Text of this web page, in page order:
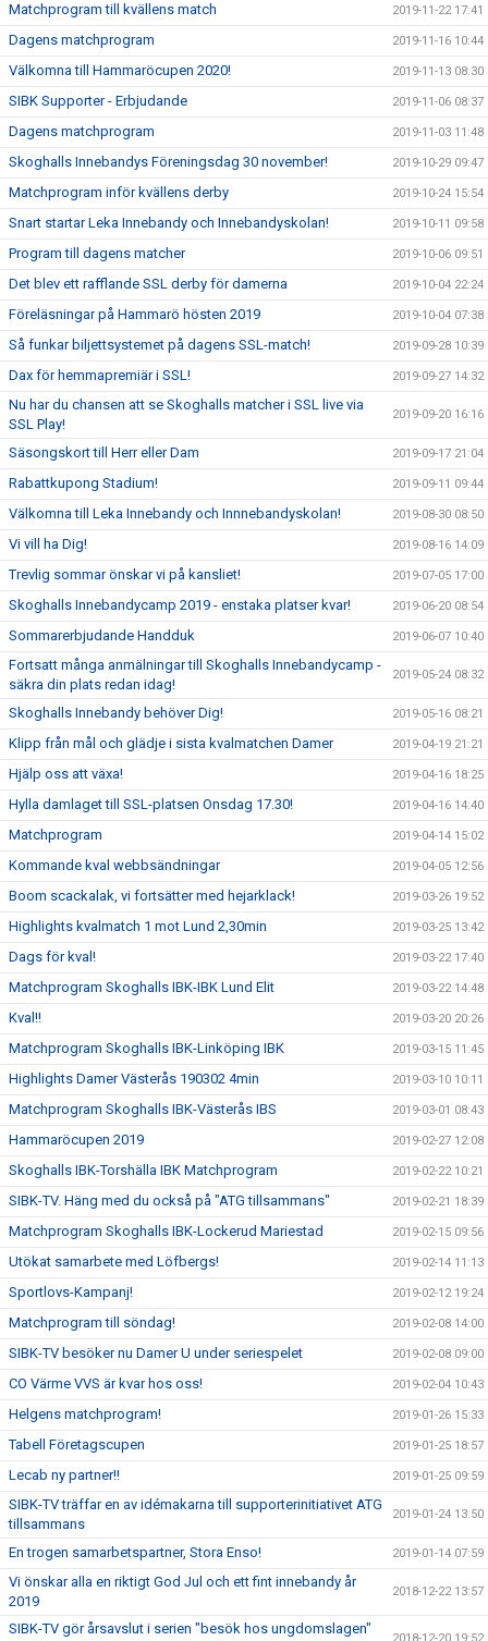
Matchprogram till kvällens match 2019-11-22 17:41
Dagens matchprogram 2019-11-16 10:44
Välkomna till Hammaröcupen 2020! 2019-11-13 08:30
SIBK Supporter - Erbjudande 2019-11-06 08:37
Dagens matchprogram 2019-11-03 11:48
Skoghalls Innebandys Föreningsdag 30 november! 2019-10-29 09:47
Matchprogram inför kvällens derby 2019-10-24 15:54
Snart startar Leka Innebandy och Innebandyskolan! 2019-10-11 09:58
Program till dagens matcher 2019-10-06 09:51
Det blev ett rafflande SSL derby för damerna 2019-10-04 22:24
Föreläsningar på Hammarö hösten 2019 2019-10-04 07:38
Så funkar biljettsystemet på dagens SSL-match! 2019-09-28 10:39
Dax för hemmapremiär i SSL! 2019-09-27 14:32
Nu har du chansen att se Skoghalls matcher i SSL live via
SSL Play!
2019-09-20 16:16
Säsongskort till Herr eller Dam 2019-09-17 21:04
Rabattkupong Stadium! 2019-09-11 09:44
Välkomna till Leka Innebandy och Innnebandyskolan! 2019-08-30 08:50
Vi vill ha Dig! 2019-08-16 14:09
Trevlig sommar önskar vi på kansliet! 2019-07-05 17:00
Skoghalls Innebandycamp 2019 - enstaka platser kvar! 2019-06-20 08:54
Sommarerbjudande Handduk 2019-06-07 10:40
Fortsatt många anmälningar till Skoghalls Innebandycamp -
säkra din plats redan idag!
2019-05-24 08:32
Skoghalls Innebandy behöver Dig! 2019-05-16 08:21
Klipp från mål och glädje i sista kvalmatchen Damer 2019-04-19 21:21
Hjälp oss att växa! 2019-04-16 18:25
Hylla damlaget till SSL-platsen Onsdag 17.30! 2019-04-16 14:40
Matchprogram 2019-04-14 15:02
Kommande kval webbsändningar 2019-04-05 12:56
Boom scackalak, vi fortsätter med hejarklack! 2019-03-26 19:52
Highlights kvalmatch 1 mot Lund 2,30min 2019-03-25 13:42
Dags för kval! 2019-03-22 17:40
Matchprogram Skoghalls IBK-IBK Lund Elit 2019-03-22 14:48
Kval!! 2019-03-20 20:26
Matchprogram Skoghalls IBK-Linköping IBK 2019-03-15 11:45
Highlights Damer Västerås 190302 4min 2019-03-10 10:11
Matchprogram Skoghalls IBK-Västerås IBS 2019-03-01 08:43
Hammaröcupen 2019 2019-02-27 12:08
Skoghalls IBK-Torshälla IBK Matchprogram 2019-02-22 10:21
SIBK-TV. Häng med du också på "ATG tillsammans" 2019-02-21 18:39
Matchprogram Skoghalls IBK-Lockerud Mariestad 2019-02-15 09:56
Utökat samarbete med Löfbergs! 2019-02-14 11:13
Sportlovs-Kampanj! 2019-02-12 19:24
Matchprogram till söndag! 2019-02-08 14:00
SIBK-TV besöker nu Damer U under seriespelet 2019-02-08 09:00
CO Värme VVS är kvar hos oss! 2019-02-04 10:43
Helgens matchprogram! 2019-01-26 15:33
Tabell Företagscupen 2019-01-25 18:57
Lecab ny partner!! 2019-01-25 09:59
SIBK-TV träffar en av idémakarna till supporterinitiativet ATG
tillsammans
2019-01-24 13:50
En trogen samarbetspartner, Stora Enso! 2019-01-14 07:59
Vi önskar alla en riktigt God Jul och ett fint innebandy år
2019
2018-12-22 13:57
SIBK-TV gör årsavslut i serien "besök hos ungdomslagen"